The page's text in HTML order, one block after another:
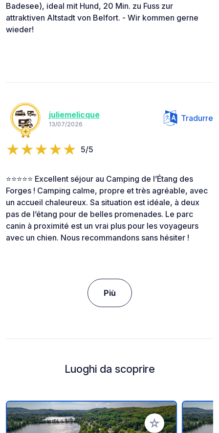
Badesee), ideal mit Hund, 20 Min. zu Fuss zur
attraktiven Altstadt von Belfort. - Wir kommen gerne
wieder!
juliemelicque
13/07/2026
Tradurre
5/5
⭐⭐⭐⭐⭐ Excellent séjour au Camping de l’Étang des
Forges ! Camping calme, propre et très agréable, avec
un accueil chaleureux. Sa situation est idéale, à deux
pas de l’étang pour de belles promenades. Le parc
canin à proximité est un vrai plus pour les voyageurs
avec un chien. Nous recommandons sans hésiter !
Più
Luoghi da scoprire